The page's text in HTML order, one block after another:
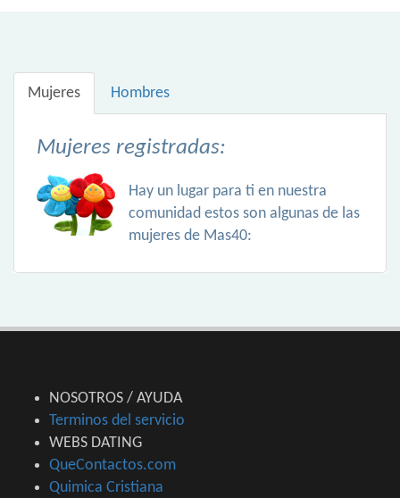
Mujeres Hombres
Mujeres registradas:
Hay un lugar para ti en nuestra
comunidad estos son algunas de las
mujeres de Mas40:
NOSOTROS / AYUDA
Terminos del servicio
WEBS DATING
QueContactos.com
Quimica Cristiana